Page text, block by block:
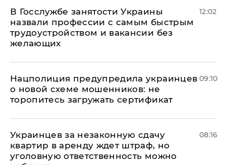
В Госслужбе занятости Украины
назвали профессии с самым быстрым
трудоустройством и вакансии без
желающих
12:02
Нацполиция предупредила украинцев
о новой схеме мошенников: не
торопитесь загружать сертификат
09:10
Украинцев за незаконную сдачу
квартир в аренду ждет штраф, но
уголовную ответственность можно
08:16